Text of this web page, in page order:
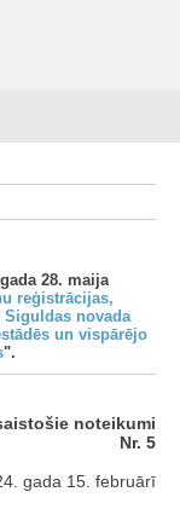
28. maija
reģistrācijas,
novada
un vispārējo
".
noteikumi
Nr. 5
gada 15. februārī